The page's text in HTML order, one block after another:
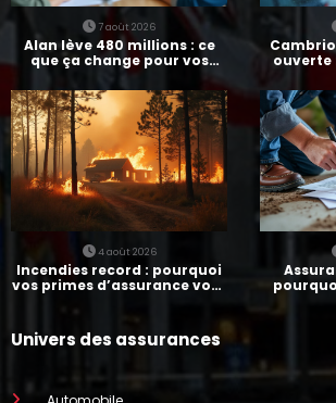
7 août 2026
Alan lève 480 millions : ce
que ça change pour vos
ouverte
4 août 2026
Incendies record : pourquoi
vos primes d’assurance vont
Univers des assurances